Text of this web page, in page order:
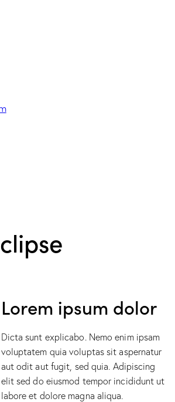
Lorem ipsum dolor
Dicta sunt explicabo. Nemo enim ipsam
voluptatem quia voluptas sit aspernatur
aut odit aut fugit, sed quia. Adipiscing
elit sed do eiusmod tempor incididunt ut
labore et dolore magna aliqua.